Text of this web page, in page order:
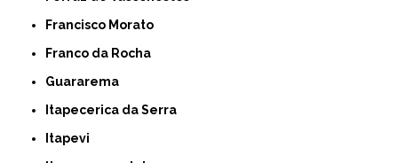
Francisco Morato
Franco da Rocha
Guararema
Itapecerica da Serra
Itapevi